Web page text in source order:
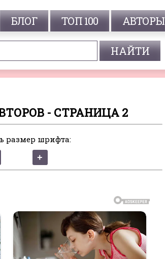
БЛОГ ТОП 100 АВТОРЫ
- СТРАНИЦА 2
размер шрифта: